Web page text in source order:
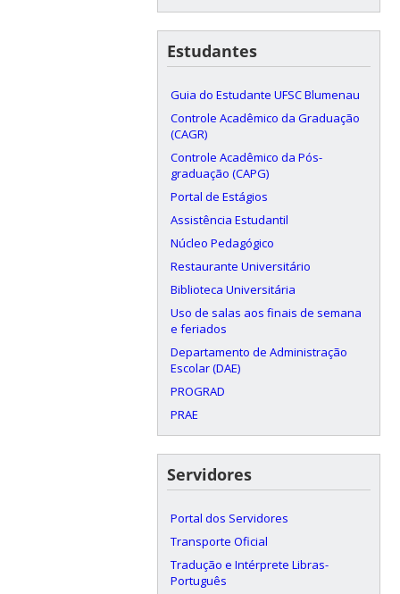
Estudantes
Guia do Estudante UFSC Blumenau
Controle Acadêmico da Graduação
(CAGR)
Controle Acadêmico da Pós-
graduação (CAPG)
Portal de Estágios
Assistência Estudantil
Núcleo Pedagógico
Restaurante Universitário
Biblioteca Universitária
Uso de salas aos finais de semana
e feriados
Departamento de Administração
Escolar (DAE)
PROGRAD
PRAE
Servidores
Portal dos Servidores
Transporte Oficial
Tradução e Intérprete Libras-
Português